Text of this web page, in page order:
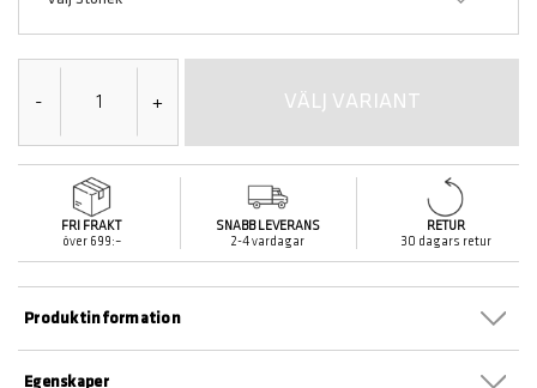
- + VÄLJ VARIANT
FRI FRAKT
över 699:–
SNABB LEVERANS
2-4 vardagar
RETUR
30 dagars retur
Egenskaper
Produktinformation